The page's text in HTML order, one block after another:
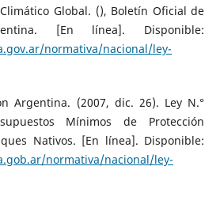
Global. (), Boletín Oficial de
[En línea]. Disponible:
normativa/nacional/ley-
Argentina. (2007, dic. 26). Ley N.°
Mínimos de Protección
Nativos. [En línea]. Disponible:
normativa/nacional/ley-